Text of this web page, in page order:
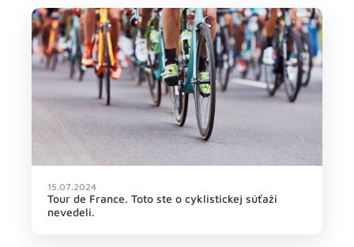
15.07.2024
Tour de France. Toto ste o cyklistickej súťaži
nevedeli.